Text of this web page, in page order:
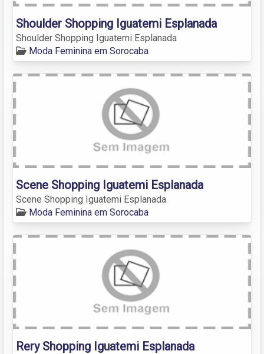
Shoulder Shopping Iguatemi Esplanada
Shoulder Shopping Iguatemi Esplanada
Moda Feminina em Sorocaba
Scene Shopping Iguatemi Esplanada
Scene Shopping Iguatemi Esplanada
Moda Feminina em Sorocaba
Rery Shopping Iguatemi Esplanada